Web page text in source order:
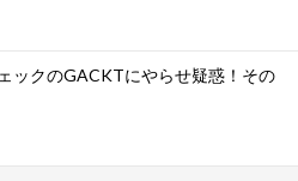
ックのGACKTにやらせ疑惑！その